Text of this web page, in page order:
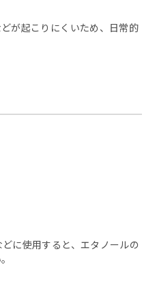
が起こりにくいため、日常的
に使用すると、エタノールの